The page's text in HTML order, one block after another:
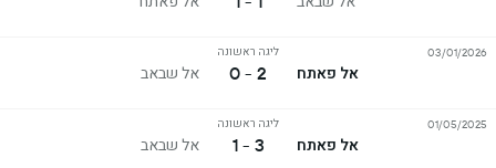
אל פאתח
ליגה ראשונה
2 - 0 אל שבאב
03/01/2026
אל פאתח
ליגה ראשונה
3 - 1 אל שבאב
01/05/2025